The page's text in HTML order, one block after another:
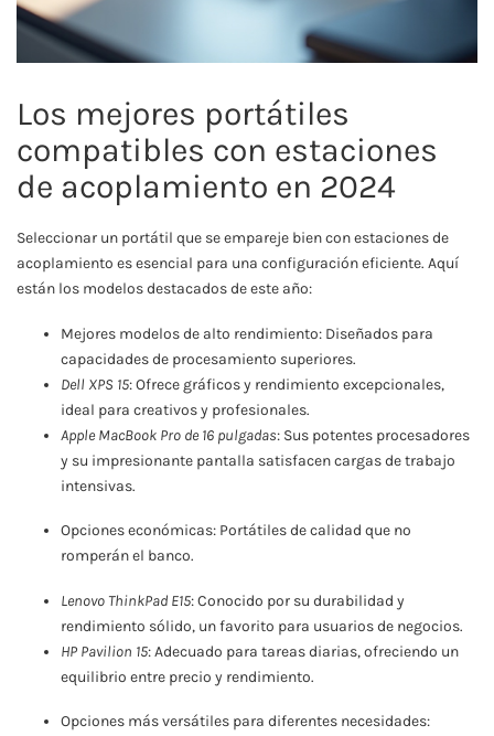
Los mejores portátiles
compatibles con estaciones
de acoplamiento en 2024
Seleccionar un portátil que se empareje bien con estaciones de
acoplamiento es esencial para una configuración eficiente. Aquí
están los modelos destacados de este año:
Mejores modelos de alto rendimiento: Diseñados para
capacidades de procesamiento superiores.
Dell XPS 15: Ofrece gráficos y rendimiento excepcionales,
ideal para creativos y profesionales.
Apple MacBook Pro de 16 pulgadas: Sus potentes procesadores
y su impresionante pantalla satisfacen cargas de trabajo
intensivas.
Opciones económicas: Portátiles de calidad que no
romperán el banco.
Lenovo ThinkPad E15: Conocido por su durabilidad y
rendimiento sólido, un favorito para usuarios de negocios.
HP Pavilion 15: Adecuado para tareas diarias, ofreciendo un
equilibrio entre precio y rendimiento.
Opciones más versátiles para diferentes necesidades: